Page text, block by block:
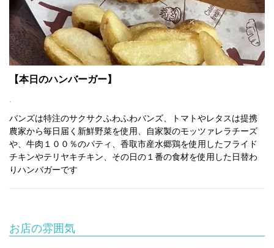
【本日のハンバーガー】
.
バンズは特注のサクサクふわふわバンズ、トマトやレタスは提携
農家から毎日届く新鮮野菜を使用、自家製のモッツァレラチーズ
や、牛肉１００％のパティ、香取市産水郷鶏を使用したフライド
チキンやテリヤキチキン、その日の１番の食材を使用した日替わ
りハンバガーです
お店の雰囲気